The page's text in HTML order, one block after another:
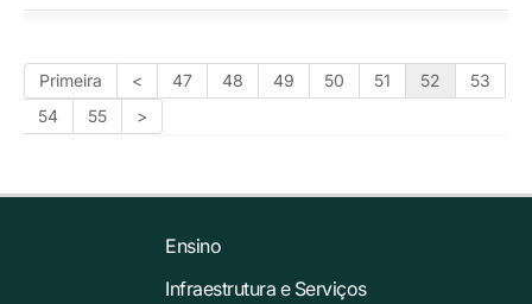
Primeira < 47 48 49 50 51 52
53
54
55 >
Ensino
Infraestrutura e Serviços